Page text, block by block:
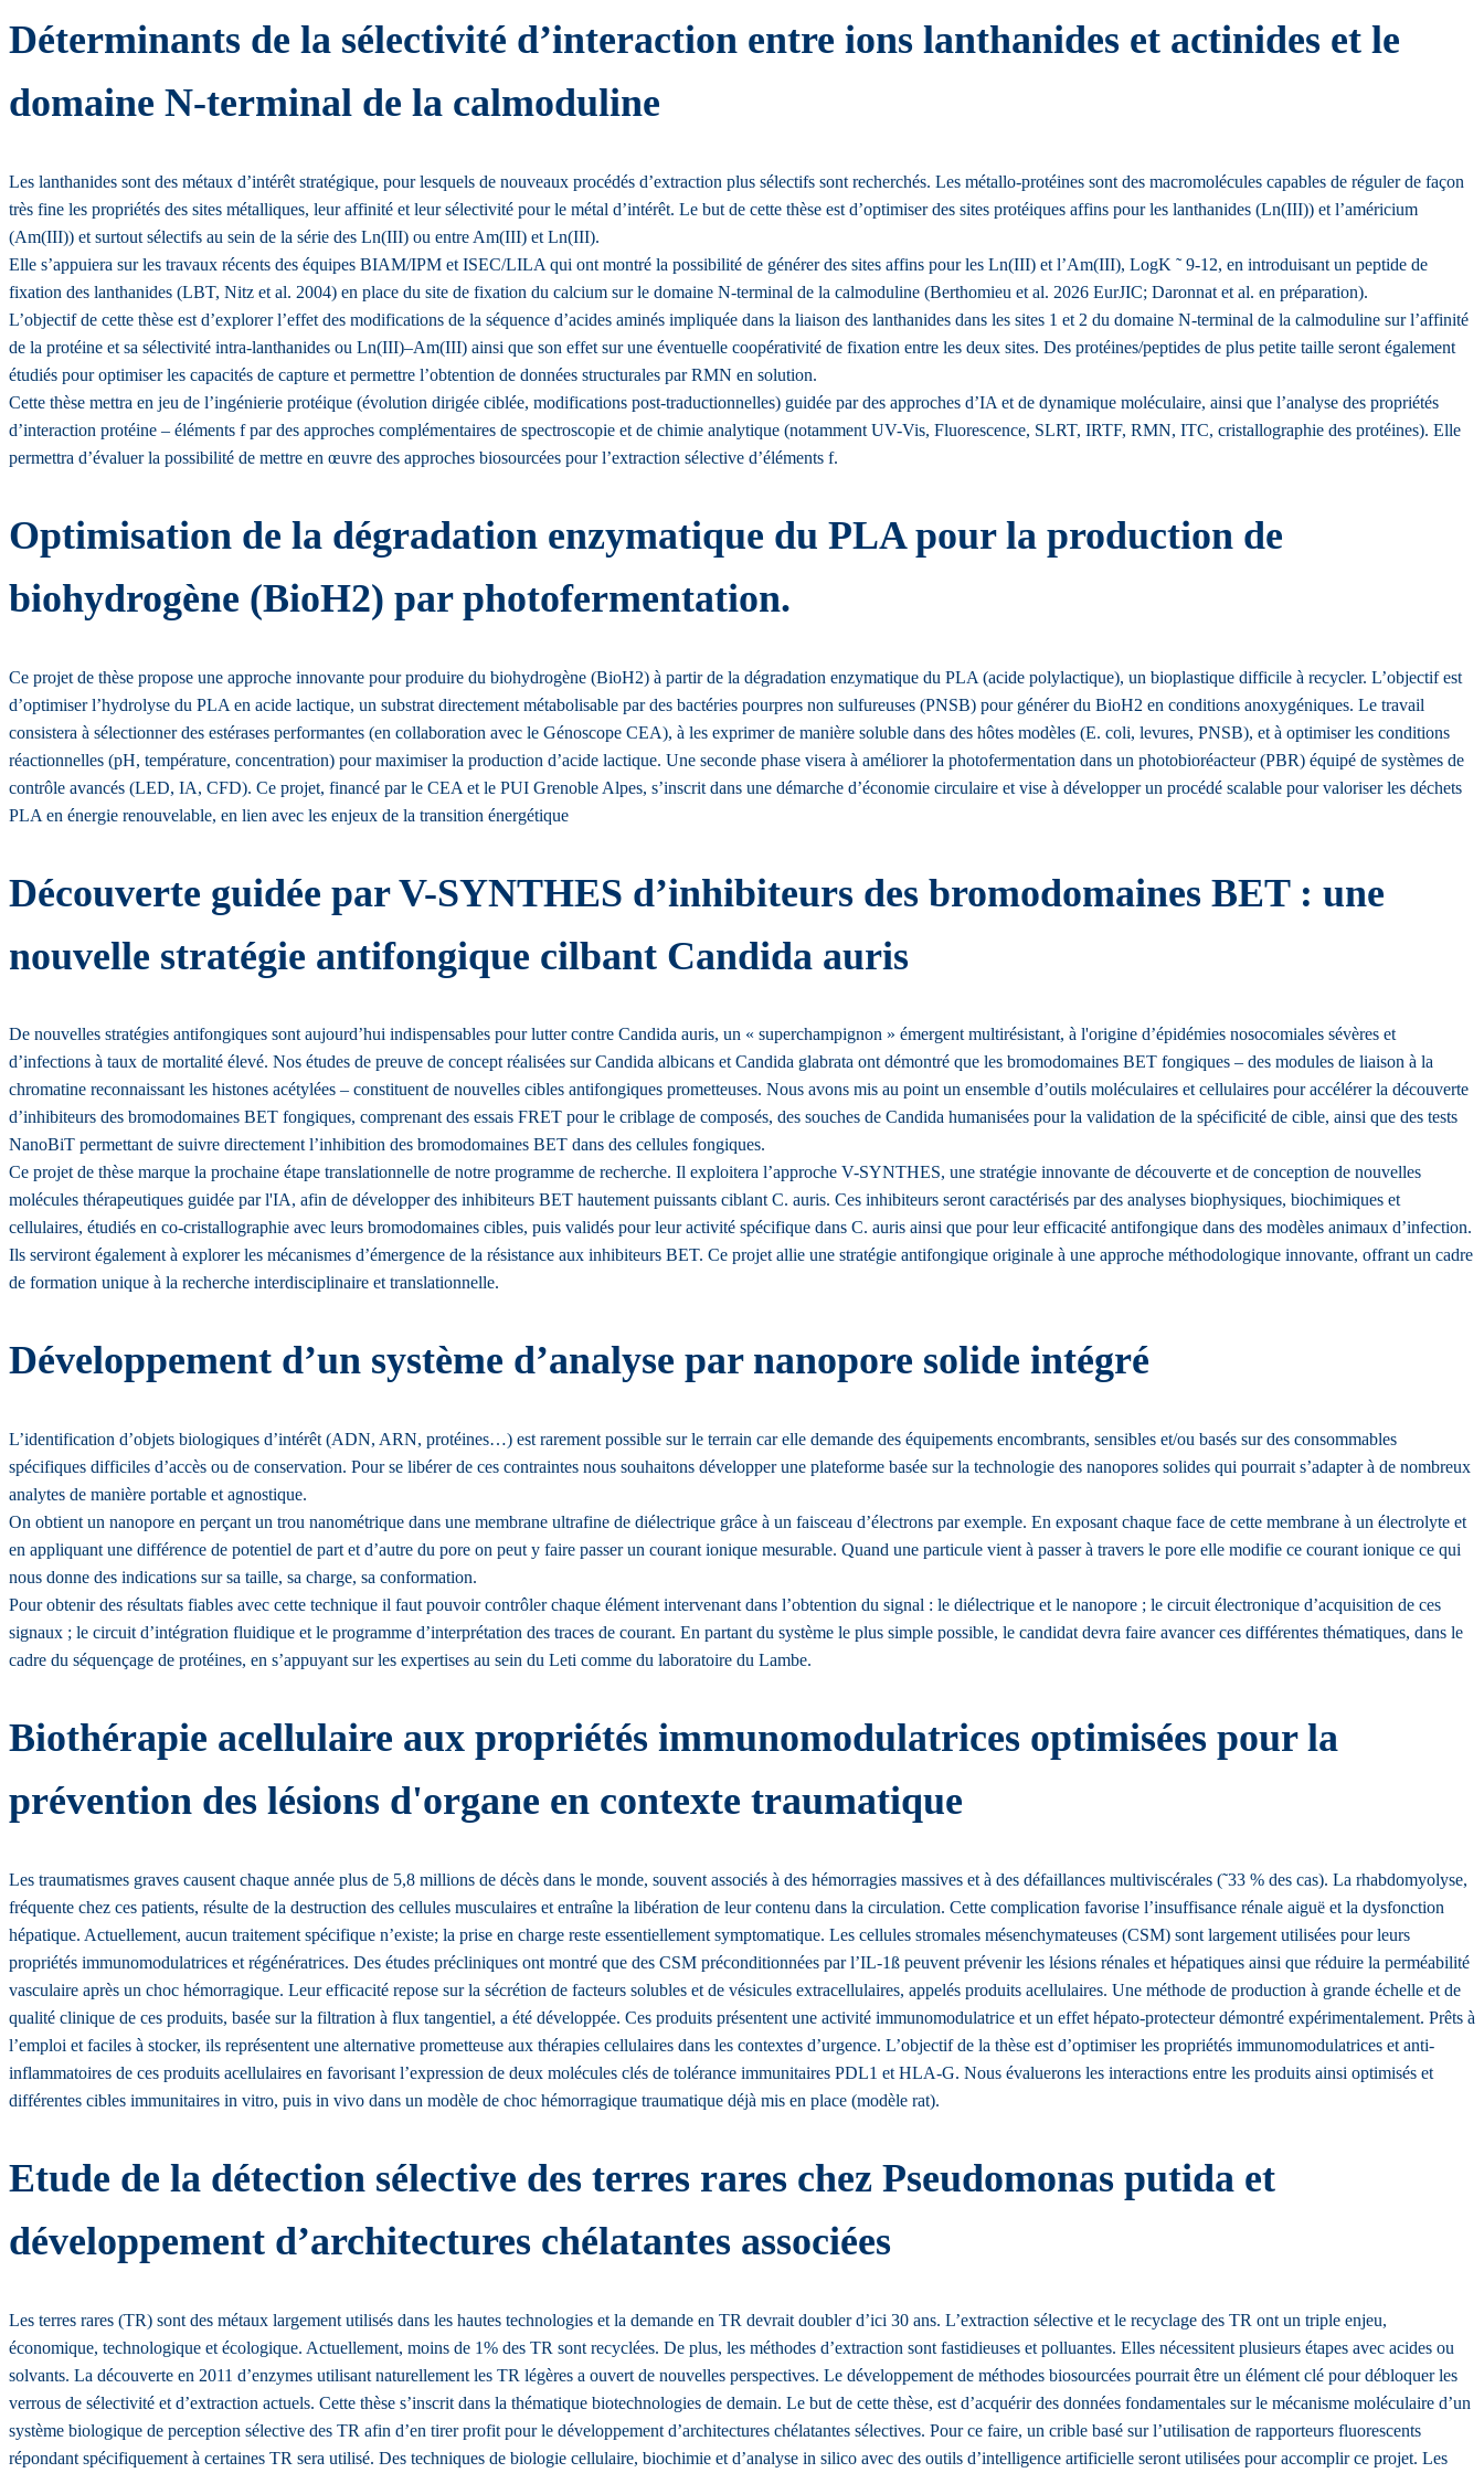
Déterminants de la sélectivité d’interaction entre ions lanthanides et actinides et le
domaine N-terminal de la calmoduline
Les lanthanides sont des métaux d’intérêt stratégique, pour lesquels de nouveaux procédés d’extraction plus sélectifs sont recherchés. Les métallo-protéines sont des macromolécules capables de réguler de façon
très fine les propriétés des sites métalliques, leur affinité et leur sélectivité pour le métal d’intérêt. Le but de cette thèse est d’optimiser des sites protéiques affins pour les lanthanides (Ln(III)) et l’américium
(Am(III)) et surtout sélectifs au sein de la série des Ln(III) ou entre Am(III) et Ln(III).
Elle s’appuiera sur les travaux récents des équipes BIAM/IPM et ISEC/LILA qui ont montré la possibilité de générer des sites affins pour les Ln(III) et l’Am(III), LogK ˜ 9-12, en introduisant un peptide de
fixation des lanthanides (LBT, Nitz et al. 2004) en place du site de fixation du calcium sur le domaine N-terminal de la calmoduline (Berthomieu et al. 2026 EurJIC; Daronnat et al. en préparation).
L’objectif de cette thèse est d’explorer l’effet des modifications de la séquence d’acides aminés impliquée dans la liaison des lanthanides dans les sites 1 et 2 du domaine N-terminal de la calmoduline sur l’affinité
de la protéine et sa sélectivité intra-lanthanides ou Ln(III)–Am(III) ainsi que son effet sur une éventuelle coopérativité de fixation entre les deux sites. Des protéines/peptides de plus petite taille seront également
étudiés pour optimiser les capacités de capture et permettre l’obtention de données structurales par RMN en solution.
Cette thèse mettra en jeu de l’ingénierie protéique (évolution dirigée ciblée, modifications post-traductionnelles) guidée par des approches d’IA et de dynamique moléculaire, ainsi que l’analyse des propriétés
d’interaction protéine – éléments f par des approches complémentaires de spectroscopie et de chimie analytique (notamment UV-Vis, Fluorescence, SLRT, IRTF, RMN, ITC, cristallographie des protéines). Elle
permettra d’évaluer la possibilité de mettre en œuvre des approches biosourcées pour l’extraction sélective d’éléments f.
Optimisation de la dégradation enzymatique du PLA pour la production de
biohydrogène (BioH2) par photofermentation.
Ce projet de thèse propose une approche innovante pour produire du biohydrogène (BioH2) à partir de la dégradation enzymatique du PLA (acide polylactique), un bioplastique difficile à recycler. L’objectif est
d’optimiser l’hydrolyse du PLA en acide lactique, un substrat directement métabolisable par des bactéries pourpres non sulfureuses (PNSB) pour générer du BioH2 en conditions anoxygéniques. Le travail
consistera à sélectionner des estérases performantes (en collaboration avec le Génoscope CEA), à les exprimer de manière soluble dans des hôtes modèles (E. coli, levures, PNSB), et à optimiser les conditions
réactionnelles (pH, température, concentration) pour maximiser la production d’acide lactique. Une seconde phase visera à améliorer la photofermentation dans un photobioréacteur (PBR) équipé de systèmes de
contrôle avancés (LED, IA, CFD). Ce projet, financé par le CEA et le PUI Grenoble Alpes, s’inscrit dans une démarche d’économie circulaire et vise à développer un procédé scalable pour valoriser les déchets
PLA en énergie renouvelable, en lien avec les enjeux de la transition énergétique
Découverte guidée par V-SYNTHES d’inhibiteurs des bromodomaines BET : une
nouvelle stratégie antifongique cilbant Candida auris
De nouvelles stratégies antifongiques sont aujourd’hui indispensables pour lutter contre Candida auris, un « superchampignon » émergent multirésistant, à l'origine d’épidémies nosocomiales sévères et
d’infections à taux de mortalité élevé. Nos études de preuve de concept réalisées sur Candida albicans et Candida glabrata ont démontré que les bromodomaines BET fongiques – des modules de liaison à la
chromatine reconnaissant les histones acétylées – constituent de nouvelles cibles antifongiques prometteuses. Nous avons mis au point un ensemble d’outils moléculaires et cellulaires pour accélérer la découverte
d’inhibiteurs des bromodomaines BET fongiques, comprenant des essais FRET pour le criblage de composés, des souches de Candida humanisées pour la validation de la spécificité de cible, ainsi que des tests
NanoBiT permettant de suivre directement l’inhibition des bromodomaines BET dans des cellules fongiques.
Ce projet de thèse marque la prochaine étape translationnelle de notre programme de recherche. Il exploitera l’approche V-SYNTHES, une stratégie innovante de découverte et de conception de nouvelles
molécules thérapeutiques guidée par l'IA, afin de développer des inhibiteurs BET hautement puissants ciblant C. auris. Ces inhibiteurs seront caractérisés par des analyses biophysiques, biochimiques et
cellulaires, étudiés en co-cristallographie avec leurs bromodomaines cibles, puis validés pour leur activité spécifique dans C. auris ainsi que pour leur efficacité antifongique dans des modèles animaux d’infection.
Ils serviront également à explorer les mécanismes d’émergence de la résistance aux inhibiteurs BET. Ce projet allie une stratégie antifongique originale à une approche méthodologique innovante, offrant un cadre
de formation unique à la recherche interdisciplinaire et translationnelle.
Développement d’un système d’analyse par nanopore solide intégré
L’identification d’objets biologiques d’intérêt (ADN, ARN, protéines…) est rarement possible sur le terrain car elle demande des équipements encombrants, sensibles et/ou basés sur des consommables
spécifiques difficiles d’accès ou de conservation. Pour se libérer de ces contraintes nous souhaitons développer une plateforme basée sur la technologie des nanopores solides qui pourrait s’adapter à de nombreux
analytes de manière portable et agnostique.
On obtient un nanopore en perçant un trou nanométrique dans une membrane ultrafine de diélectrique grâce à un faisceau d’électrons par exemple. En exposant chaque face de cette membrane à un électrolyte et
en appliquant une différence de potentiel de part et d’autre du pore on peut y faire passer un courant ionique mesurable. Quand une particule vient à passer à travers le pore elle modifie ce courant ionique ce qui
nous donne des indications sur sa taille, sa charge, sa conformation.
Pour obtenir des résultats fiables avec cette technique il faut pouvoir contrôler chaque élément intervenant dans l’obtention du signal : le diélectrique et le nanopore ; le circuit électronique d’acquisition de ces
signaux ; le circuit d’intégration fluidique et le programme d’interprétation des traces de courant. En partant du système le plus simple possible, le candidat devra faire avancer ces différentes thématiques, dans le
cadre du séquençage de protéines, en s’appuyant sur les expertises au sein du Leti comme du laboratoire du Lambe.
Biothérapie acellulaire aux propriétés immunomodulatrices optimisées pour la
prévention des lésions d'organe en contexte traumatique
Les traumatismes graves causent chaque année plus de 5,8 millions de décès dans le monde, souvent associés à des hémorragies massives et à des défaillances multiviscérales (˜33 % des cas). La rhabdomyolyse,
fréquente chez ces patients, résulte de la destruction des cellules musculaires et entraîne la libération de leur contenu dans la circulation. Cette complication favorise l’insuffisance rénale aiguë et la dysfonction
hépatique. Actuellement, aucun traitement spécifique n’existe; la prise en charge reste essentiellement symptomatique. Les cellules stromales mésenchymateuses (CSM) sont largement utilisées pour leurs
propriétés immunomodulatrices et régénératrices. Des études précliniques ont montré que des CSM préconditionnées par l’IL-1ß peuvent prévenir les lésions rénales et hépatiques ainsi que réduire la perméabilité
vasculaire après un choc hémorragique. Leur efficacité repose sur la sécrétion de facteurs solubles et de vésicules extracellulaires, appelés produits acellulaires. Une méthode de production à grande échelle et de
qualité clinique de ces produits, basée sur la filtration à flux tangentiel, a été développée. Ces produits présentent une activité immunomodulatrice et un effet hépato-protecteur démontré expérimentalement. Prêts à
l’emploi et faciles à stocker, ils représentent une alternative prometteuse aux thérapies cellulaires dans les contextes d’urgence. L’objectif de la thèse est d’optimiser les propriétés immunomodulatrices et anti-
inflammatoires de ces produits acellulaires en favorisant l’expression de deux molécules clés de tolérance immunitaires PDL1 et HLA-G. Nous évaluerons les interactions entre les produits ainsi optimisés et
différentes cibles immunitaires in vitro, puis in vivo dans un modèle de choc hémorragique traumatique déjà mis en place (modèle rat).
Etude de la détection sélective des terres rares chez Pseudomonas putida et
développement d’architectures chélatantes associées
Les terres rares (TR) sont des métaux largement utilisés dans les hautes technologies et la demande en TR devrait doubler d’ici 30 ans. L’extraction sélective et le recyclage des TR ont un triple enjeu,
économique, technologique et écologique. Actuellement, moins de 1% des TR sont recyclées. De plus, les méthodes d’extraction sont fastidieuses et polluantes. Elles nécessitent plusieurs étapes avec acides ou
solvants. La découverte en 2011 d’enzymes utilisant naturellement les TR légères a ouvert de nouvelles perspectives. Le développement de méthodes biosourcées pourrait être un élément clé pour débloquer les
verrous de sélectivité et d’extraction actuels. Cette thèse s’inscrit dans la thématique biotechnologies de demain. Le but de cette thèse, est d’acquérir des données fondamentales sur le mécanisme moléculaire d’un
système biologique de perception sélective des TR afin d’en tirer profit pour le développement d’architectures chélatantes sélectives. Pour ce faire, un crible basé sur l’utilisation de rapporteurs fluorescents
répondant spécifiquement à certaines TR sera utilisé. Des techniques de biologie cellulaire, biochimie et d’analyse in silico avec des outils d’intelligence artificielle seront utilisées pour accomplir ce projet. Les